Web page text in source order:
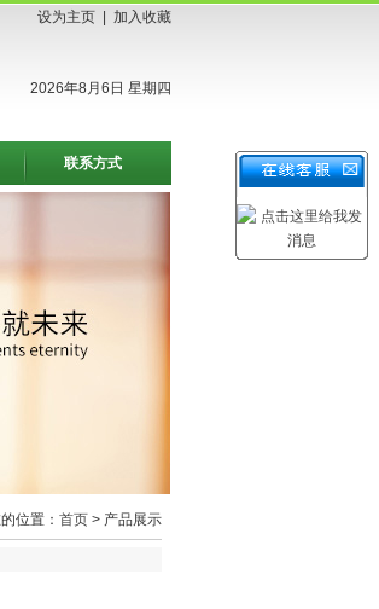
设为主页 加入收藏
2026年8月6日 星期四
联系方式
位置： 首页 > 产品展示